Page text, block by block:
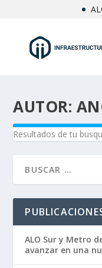
AUTOR:
Resultados de tu
ALO Sur y Metro
avanzar en una